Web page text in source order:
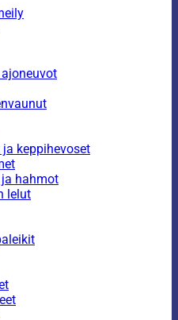
keppihevoset
hahmot
lelut